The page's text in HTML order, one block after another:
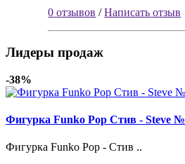
0 отзывов /Написать отзыв
Лидеры продаж
-38%
Фигурка Funko Pop Стив - Steve
Фигурка Funko Pop - Стив ..